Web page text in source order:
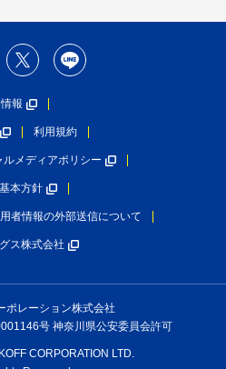
報
利用規約
ルメディアポリシー
本方針
者情報の外部送信について
ス株式会社
ポレーション株式会社
号 神奈川県公安委員会許可
CORPORATION LTD.